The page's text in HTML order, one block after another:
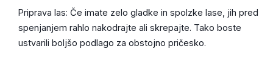
Priprava las: Če imate zelo gladke in spolzke lase, jih pred
spenjanjem rahlo nakodrajte ali skrepajte. Tako boste
ustvarili boljšo podlago za obstojno pričesko.